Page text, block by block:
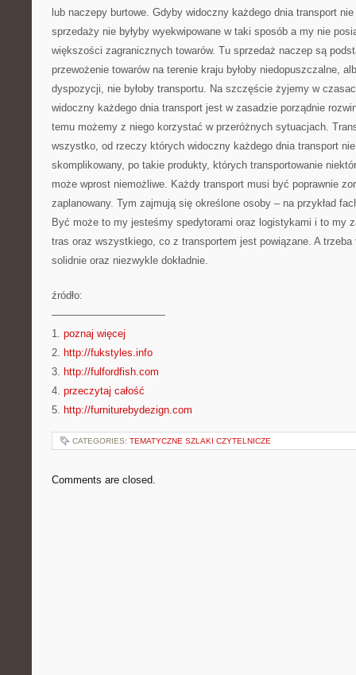
lub naczepy burtowe. Gdyby widoczny każdego dnia transport
sprzedaży nie byłyby wyekwipowane w taki sposób a my nie
większości zagranicznych towarów. Tu sprzedaż naczep są
przewożenie towarów na terenie kraju byłoby niedopuszczalne,
dyspozycji, nie byłoby transportu. Na szczęście żyjemy w
widoczny każdego dnia transport jest w zasadzie porządnie
temu możemy z niego korzystać w przeróżnych sytuacjach.
wszystko, od rzeczy których widoczny każdego dnia transport
skomplikowany, po takie produkty, których transportowanie
może wprost niemożliwe. Każdy transport musi być poprawnie
zaplanowany. Tym zajmują się określone osoby – na przykład
Być może to my jesteśmy spedytorami oraz logistykami i to my
tras oraz wszystkiego, co z transportem jest powiązane. A trzeba
solidnie oraz niezwykle dokładnie.
źródło:
———————————
1. poznaj więcej
2. http://fukstyles.info
3. http://fulfordfish.com
4. przeczytaj całość
5. http://furniturebydezign.com
CATEGORIES: TEMATYCZNE SZLAKI CZYTELNICZE
Comments are closed.